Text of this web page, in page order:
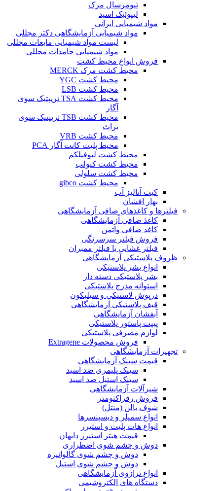
تیومرسال مرک
لیپوئیک اسید
مواد شیمیایی ایرانی
مواد شیمیایی آزمایشگاهی دکتر مجللی
لیست مواد شیمیایی مایعات مجللی
مواد شیمیایی جامدات مجللی
فروش انواع محیط کشت
محیط کشت مرک MERCK
محیط کشت YGC
محیط کشت LSB
محیط کشت TSA تریپتیک سوی
آگار
محیط کشت TSB تریپتیک سوی
براث
محیط کشت VRB
محیط پلیت کانت آگار PCA
محیط کشت لیوفیلکم
محیط کشت کیولب
محیط کشت سلولی
محیط کشت gibco
کیت آنالیز آب
بهار افشان
فیلترها و کاغذهای صافی آزمایشگاهی
کاغذ صافی آزمایشگاهی
کاغذ صافی واتمن
فروش فیلتر سرسرنگی
فیلتر غشایی یا فیلتر ممبران
ظروف پلاستیکی آزمایشگاهی
انواع بشر پلاستیکی
بشر پلاستیکی دسته دار
استوانه مدرج پلاستیکی
درپوش لاستیکی و سیلیکون
قیف پلاستیکی آزمایشگاهی
آبفشان آزمایشگاهی
پیپت پاستور پلاستیکی
لوازم مصرفی پلاستیکی
فروش محصولات Extragene
تجهیزات آزمایشگاهی
قیمت سینک آزمایشگاهی
سینک پلیمری ضد اسید
سینک استیل ضد اسید
شیرآلات آزمایشگاهی
فروش رفراکتومتر
شوف بالن (منتل)
انواع سمپلر و دیسپنسرها
انواع هات پلیت و استیرر
قیمت هیتر استیرر دایهان
دوش و چشم شوی اضطراری
دوش و چشم شوی گالوانیزه
دوش و چشم شوی استیل
انواع ترازوی آزمایشگاهی
دستگاه های الکتروشیمی